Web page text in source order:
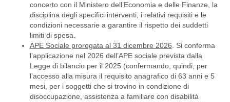
concerto con il Ministero dell’Economia e delle Finanze, la
disciplina degli specifici interventi, i relativi requisiti e le
condizioni necessarie a garantire il rispetto dei suddetti
limiti di spesa.
APE Sociale prorogata al 31 dicembre 2026 . Si conferma
l’applicazione nel 2026 dell’APE sociale prevista dalla
Legge di bilancio per il 2025 (confermando, quindi, per
l’accesso alla misura il requisito anagrafico di 63 anni e 5
mesi, per i soggetti che si trovino in condizione di
disoccupazione, assistenza a familiare con disabilità